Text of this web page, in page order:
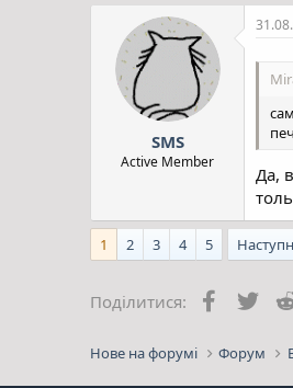
SMS
Active Member
Да,
1 2 3 4 5
Поділитися: Facebook
Нове на форумі Форум